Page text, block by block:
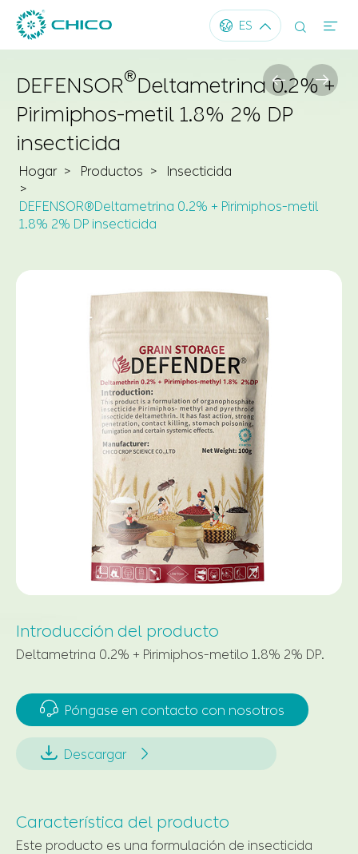
 ES   
DEFENSOR®Deltametrina 0.2% +
Pirimiphos-metil 1.8% 2% DP
insecticida
Hogar Productos Insecticida
DEFENSOR®Deltametrina 0.2% + Pirimiphos-metil
1.8% 2% DP insecticida
 
Introducción del producto
Deltametrina 0.2% + Pirimiphos-metilo 1.8% 2% DP.
 Póngase en contacto con nosotros
 Descargar 
Característica del producto
Este producto es una formulación de insecticida